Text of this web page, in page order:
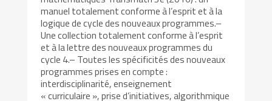
manuel totalement conforme à l’esprit et à la
logique de cycle des nouveaux programmes.–
Une collection totalement conforme à l’esprit
et à la lettre des nouveaux programmes du
cycle 4.– Toutes les spécificités des nouveaux
programmes prises en compte :
interdisciplinarité, enseignement
« curriculaire », prise d’initiatives, algorithmique